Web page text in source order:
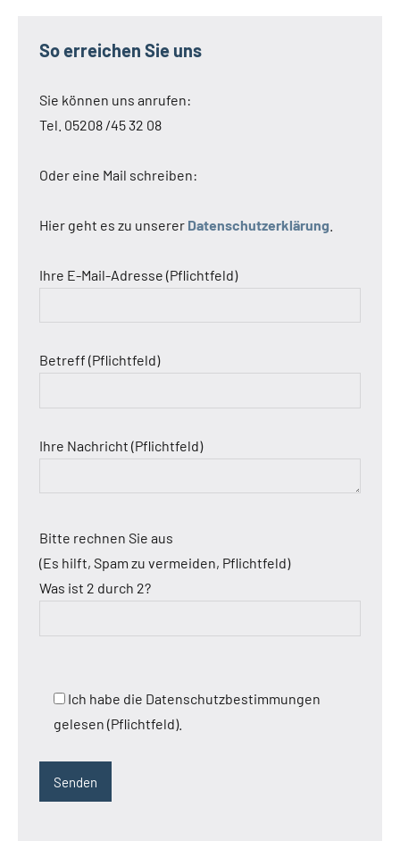
So erreichen Sie uns
Sie können uns anrufen:
Tel. 05208 /45 32 08
Oder eine Mail schreiben:
Hier geht es zu unserer Datenschutzerklärung
Ihre E-Mail-Adresse (Pflichtfeld)
Betreff (Pflichtfeld)
Ihre Nachricht (Pflichtfeld)
Bitte rechnen Sie aus
(Es hilft, Spam zu vermeiden, Pflichtfeld)
Was ist 2 durch 2?
Ich habe die Datenschutzbestimmungen
gelesen (Pflichtfeld).